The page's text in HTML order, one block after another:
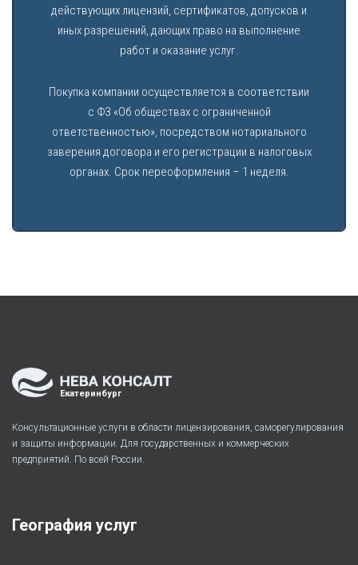
действующих лицензий, сертификатов, допусков и
иных разрешений, дающих право на выполнение
работ и оказание услуг.
Покупка компании осуществляется в соответствии
с ФЗ «Об обществах с ограниченной
ответственностью», посредством нотариального
заверения договора и его регистрации в налоговых
органах. Срок переоформления – 1 неделя.
Екатеринбург
Консультационные услуги в области лицензирования, саморегулирования
и защиты информации. Для государственных и коммерческих
предприятий. По всей России.
География услуг